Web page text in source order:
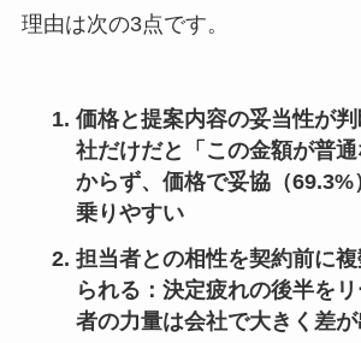
理由は次の3点です。
価格と提案内容の妥当性が
社だけだと「この金額が普
からず、価格で妥協（69.3%
乗りやすい
担当者との相性を契約前に
られる ：決定疲れの後半を
者の力量は会社で大きく差